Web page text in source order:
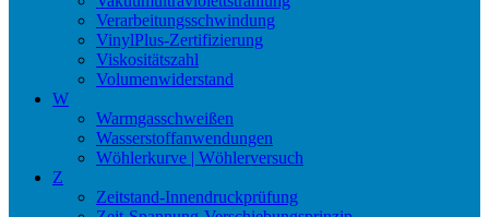
Verarbeitungsschwindung
VinylPlus-Zertifizierung
Viskositätszahl
Volumenwiderstand
W
Warmgasschweißen
Wasserstoffanwendungen
Wöhlerkurve | Wöhlerversuch
Z
Zeitstand-Innendruckprüfung